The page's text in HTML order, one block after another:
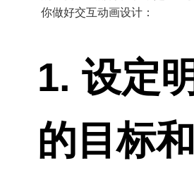
你做好交互动画设计：
1. 设定
的目标